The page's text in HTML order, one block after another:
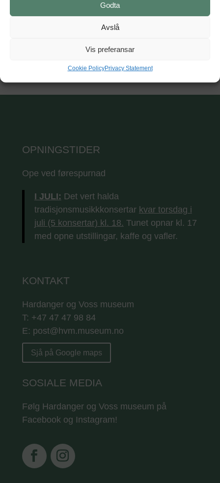
Godta
Avslå
Vis preferansar
Cookie PolicyPrivacy Statement
OPNINGSTIDER
Ope ved førespurnad
I JULI: Det vert halda
tradisjonsmusikkkonsertar kvar torsdag i
juli (5 konsertar) kl. 18. Tunet opnar kl. 17
med opne utstillingar, kaffe og vafler.
KONTAKT
Hardanger og Voss museum
T: +47 47 47 98 84
E: post@hvm.museum.no
Sjå på Google maps
SOSIALE MEDIA
Følg Hardanger og Voss museum på
Facebook og Instagram!